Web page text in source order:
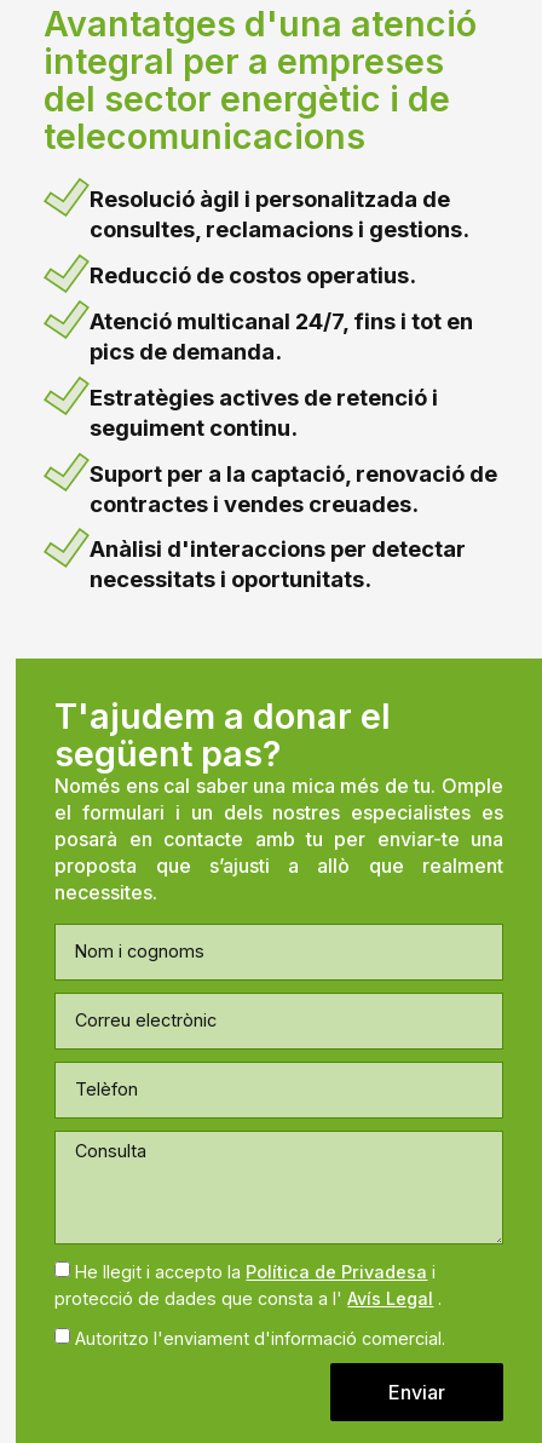
Avantatges d'una atenció
integral per a empreses
del sector energètic i de
telecomunicacions
Resolució àgil i personalitzada de
consultes, reclamacions i gestions.
Reducció de costos operatius.
Atenció multicanal 24/7, fins i tot en
pics de demanda.
Estratègies actives de retenció i
seguiment continu.
Suport per a la captació, renovació de
contractes i vendes creuades.
Anàlisi d'interaccions per detectar
necessitats i oportunitats.
T'ajudem a donar el
següent pas?
Només ens cal saber una mica més de tu. Omple
el formulari i un dels nostres especialistes es
posarà en contacte amb tu per enviar-te una
proposta que s’ajusti a allò que realment
necessites.
He llegit i accepto la Política de Privadesa i
protecció de dades que consta a l'Avís Legal .
Autoritzo l'enviament d'informació comercial.
Enviar